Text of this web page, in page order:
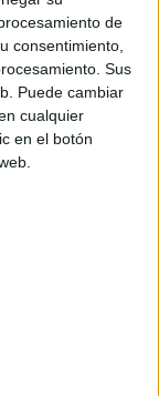
de
consentimiento,
Sus
Puede cambiar
cualquier
en el botón